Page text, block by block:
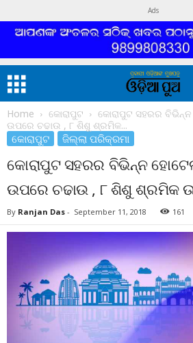
Ads
Home କୋରାପୁଟ
କୋରାପୁଟ ସହରର
ଉପରେ ଚଢାଉ , ୮ ଶିଶୁ ଶ୍ରମିକ...
କୋରାପୁଟ ଜିଲ୍ଲା ପରିକ୍ରମା
କୋରାପୁଟ ସହରର ବିଭିନ୍ନ
ଉପରେ ଚଢାଉ , ୮ ଶିଶୁ ଶ୍ରମିକ
By Ranjan Das - September 11, 2018 161